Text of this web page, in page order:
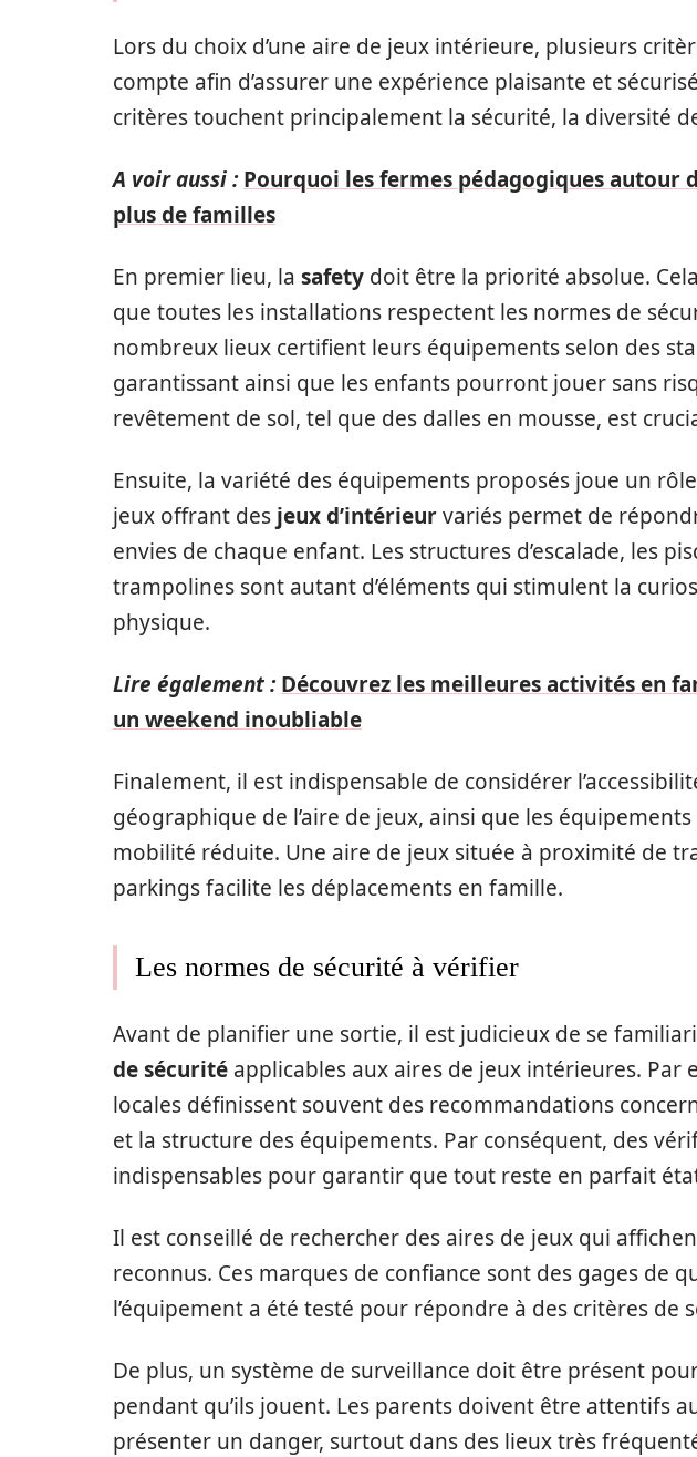
Lors du choix d’une aire de jeux intérieure, plusieurs
compte afin d’assurer une expérience plaisante et
critères touchent principalement la sécurité, la diversité
A voir aussi : Pourquoi les fermes pédagogiques autour
plus de familles
En premier lieu, la safety doit être la priorité absolue.
que toutes les installations respectent les normes de
nombreux lieux certifient leurs équipements selon des
garantissant ainsi que les enfants pourront jouer sans
revêtement de sol, tel que des dalles en mousse, est
Ensuite, la variété des équipements proposés joue un
jeux offrant des jeux d’intérieurvariés permet de
envies de chaque enfant. Les structures d’escalade, les
trampolines sont autant d’éléments qui stimulent la
physique.
Lire également : Découvrez les meilleures activités en
un weekend inoubliable
Finalement, il est indispensable de considérer
géographique de l’aire de jeux, ainsi que les
mobilité réduite. Une aire de jeux située à proximité de
parkings facilite les déplacements en famille.
Les normes de sécurité à vérifier
Avant de planifier une sortie, il est judicieux de se
de sécurité applicables aux aires de jeux intérieures. Par
locales définissent souvent des recommandations
et la structure des équipements. Par conséquent, des
indispensables pour garantir que tout reste en parfait
Il est conseillé de rechercher des aires de jeux qui
reconnus. Ces marques de confiance sont des gages de
l’équipement a été testé pour répondre à des critères de
De plus, un système de surveillance doit être présent
pendant qu’ils jouent. Les parents doivent être attentifs
présenter un danger, surtout dans des lieux très